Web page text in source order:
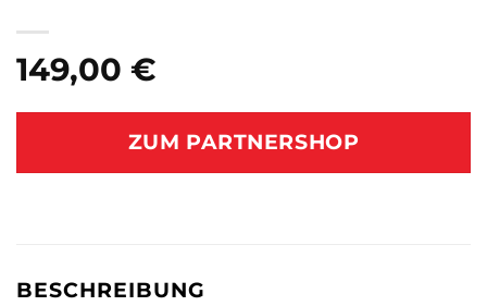
149,00 €
ZUM PARTNERSHOP
BESCHREIBUNG